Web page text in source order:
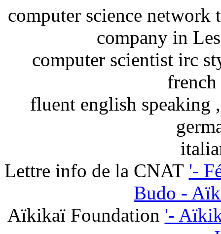
computer science network
company in
computer scientist irc
fluent english speaking
Lettre info de la CNAT '-
Budo -
Aïkikaï Foundation '-